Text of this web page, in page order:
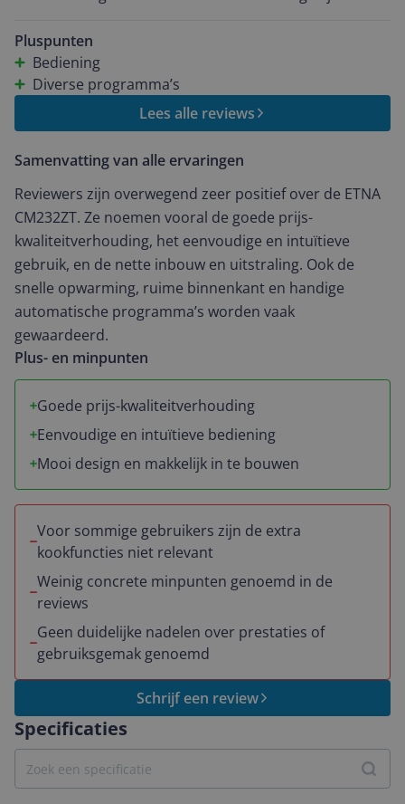
Specificaties
Pluspunten
Bediening
Diverse programma’s
Lees alle reviews
Samenvatting van alle ervaringen
Reviewers zijn overwegend zeer positief over de ETNA
CM232ZT. Ze noemen vooral de goede prijs-
kwaliteitverhouding, het eenvoudige en intuïtieve
gebruik, en de nette inbouw en uitstraling. Ook de
snelle opwarming, ruime binnenkant en handige
automatische programma’s worden vaak
gewaardeerd.
Plus- en minpunten
Goede prijs-kwaliteitverhouding
Eenvoudige en intuïtieve bediening
Mooi design en makkelijk in te bouwen
Voor sommige gebruikers zijn de extra
kookfuncties niet relevant
Weinig concrete minpunten genoemd in de
reviews
Geen duidelijke nadelen over prestaties of
gebruiksgemak genoemd
Schrijf een review